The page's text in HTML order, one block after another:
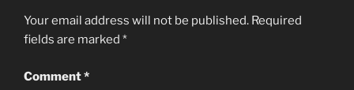
Your email address will not be published. Required
fields are marked *
Comment*